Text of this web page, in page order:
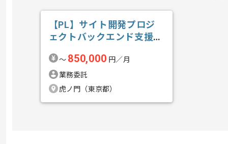
【PL】サイト開発プロジ
ェクトバックエンド支援の
〜 850,000 円／月
業務委託
虎ノ門（東京都）